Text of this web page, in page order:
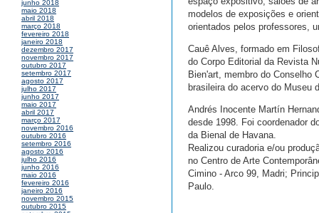
junho 2018
maio 2018
abril 2018
março 2018
fevereiro 2018
janeiro 2018
dezembro 2017
novembro 2017
outubro 2017
setembro 2017
agosto 2017
julho 2017
junho 2017
maio 2017
abril 2017
março 2017
novembro 2016
outubro 2016
setembro 2016
agosto 2016
julho 2016
junho 2016
maio 2016
fevereiro 2016
janeiro 2016
novembro 2015
outubro 2015
modelos de exposições e
orientados pelos professores,
Cauê Alves, formado em
do Corpo Editorial da Revista
Bien'art, membro do Conselho
brasileira do acervo do Museu
Andrés Inocente Martín
desde 1998. Foi coordenador
da Bienal de Havana.
Realizou curadoria e/ou
no Centro de Arte
Cimino - Arco 99, Madri;
Paulo.